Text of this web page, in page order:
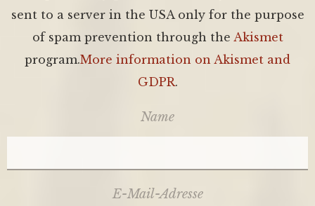
sent to a server in the USA only for the purpose
of spam prevention through the Akismet
program.More information on Akismet and
GDPR.
Name
E-Mail-Adresse